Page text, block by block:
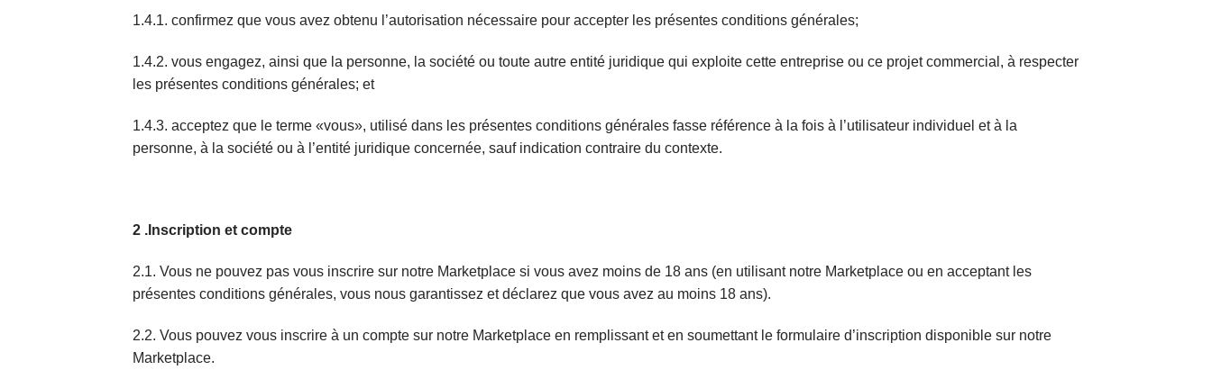
1.4.1. confirmez que vous avez obtenu l’autorisation nécessaire pour accepter les présentes conditions générales;
1.4.2. vous engagez, ainsi que la personne, la société ou toute autre entité juridique qui exploite cette entreprise ou ce projet commercial, à respecter
les présentes conditions générales; et
1.4.3. acceptez que le terme «vous», utilisé dans les présentes conditions générales fasse référence à la fois à l’utilisateur individuel et à la
personne, à la société ou à l’entité juridique concernée, sauf indication contraire du contexte.
2 .Inscription et compte
2.1. Vous ne pouvez pas vous inscrire sur notre Marketplace si vous avez moins de 18 ans (en utilisant notre Marketplace ou en acceptant les
présentes conditions générales, vous nous garantissez et déclarez que vous avez au moins 18 ans).
2.2. Vous pouvez vous inscrire à un compte sur notre Marketplace en remplissant et en soumettant le formulaire d’inscription disponible sur notre
Marketplace.